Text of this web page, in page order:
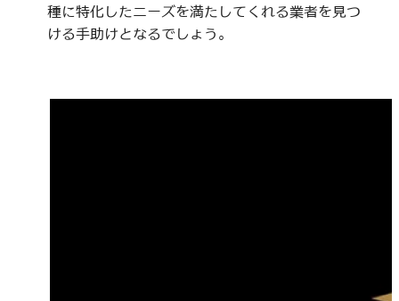
種に特化したニーズを満たしてくれる業者を見つ
ける手助けとなるでしょう。